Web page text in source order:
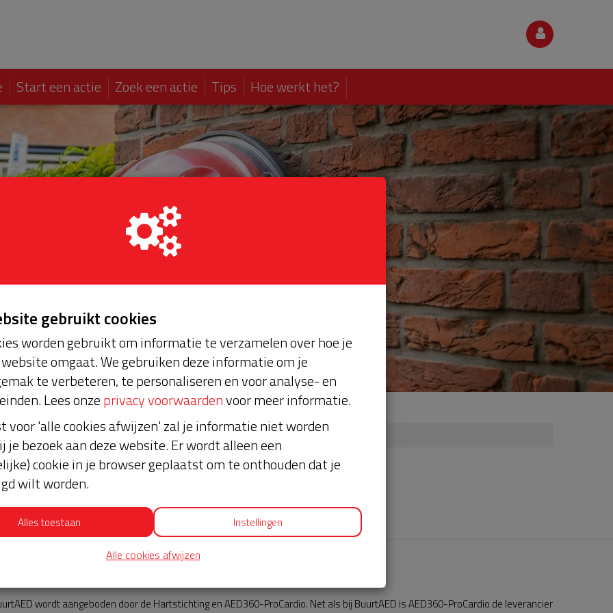
Start een actie Zoek een actie Tips Hoe werkt het?
wordt aangeboden door de Hartstichting en AED360-ProCardio. Net als bij BuurtAED is AED360-ProCardio de leverancier
gebruikt cookies
worden gebruikt om informatie te verzamelen over hoe je
omgaat. We gebruiken deze informatie om je
te verbeteren, te personaliseren en voor analyse- en
Lees onzeprivacy voorwaardenvoor meer informatie.
voor 'alle cookies afwijzen' zal je informatie niet worden
je bezoek aan deze website. Er wordt alleen een
cookie in je browser geplaatst om te onthouden dat je
wilt worden.
Alles toestaan Instellingen
Alle cookies afwijzen